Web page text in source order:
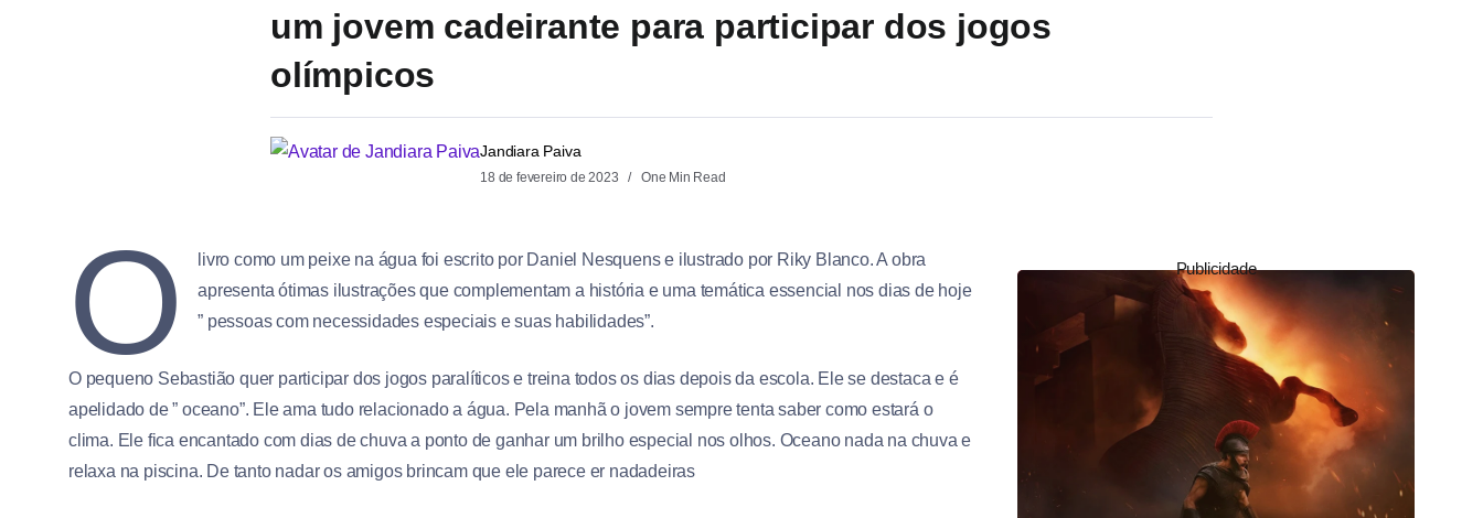
um jovem cadeirante para participar dos jogos
olímpicos
Jandiara Paiva
18 de fevereiro de 2023 One Min Read
O
livro como um peixe na água foi escrito por Daniel Nesquens e ilustrado por Riky Blanco. A obra
apresenta ótimas ilustrações que complementam a história e uma temática essencial nos dias de hoje
” pessoas com necessidades especiais e suas habilidades”.
O pequeno Sebastião quer participar dos jogos paralíticos e treina todos os dias depois da escola. Ele se destaca e é
apelidado de ” oceano”. Ele ama tudo relacionado a água. Pela manhã o jovem sempre tenta saber como estará o
clima. Ele fica encantado com dias de chuva a ponto de ganhar um brilho especial nos olhos. Oceano nada na chuva e
relaxa na piscina. De tanto nadar os amigos brincam que ele parece er nadadeiras
Publicidade